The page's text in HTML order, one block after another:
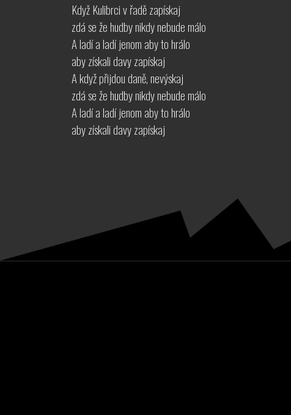
Když Kulibrci v řadě zapískaj
zdá se že hudby nikdy nebude málo
A ladí a ladí jenom aby to hrálo
aby získali davy zapískaj
A když přijdou daně, nevýskaj
zdá se že hudby nikdy nebude málo
A ladí a ladí jenom aby to hrálo
aby získali davy zapískaj